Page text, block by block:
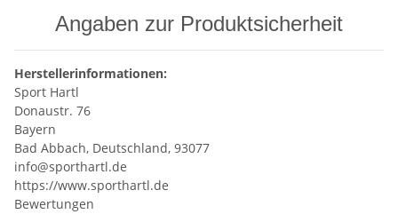
Angaben zur Produktsicherheit
Herstellerinformationen:
Sport Hartl
Donaustr. 76
Bayern
Bad Abbach, Deutschland, 93077
info@sporthartl.de
https://www.sporthartl.de
Bewertungen